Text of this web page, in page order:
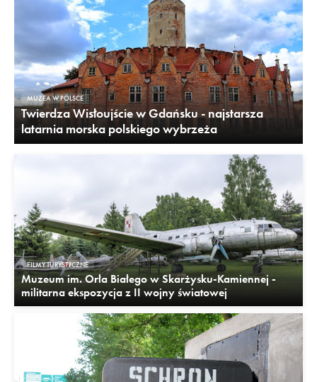
MUZEA W POLSCE
Twierdza Wisłoujście w Gdańsku - najstarsza
latarnia morska polskiego wybrzeża
FILMY TURYSTYCZNE
Muzeum im. Orła Białego w Skarżysku-Kamiennej -
militarna ekspozycja z II wojny światowej